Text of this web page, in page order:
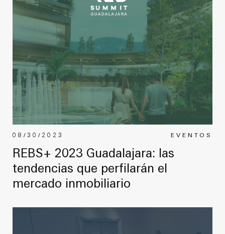
EVENTOS
08/30/2023
REBS+ 2023 Guadalajara: las
tendencias que perfilarán el
mercado inmobiliario